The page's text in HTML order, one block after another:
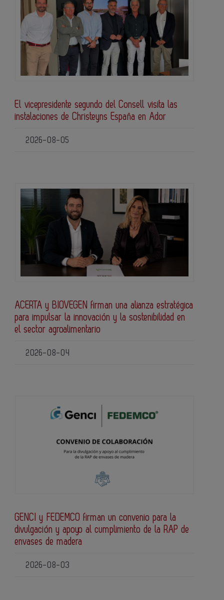
El vicepresidente segundo del Consell visita las
instalaciones de Christeyns España en Ador
2026-08-05
ACERTA y BIOVEGEN firman una alianza estratégica
para impulsar la innovación y la sostenibilidad en
el sector agroalimentario
2026-08-04
GENCI y FEDEMCO firman un convenio para la
divulgación y apoyo al cumplimiento de la RAP de
envases de madera
2026-08-03